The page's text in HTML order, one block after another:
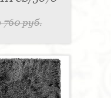
760 руб.